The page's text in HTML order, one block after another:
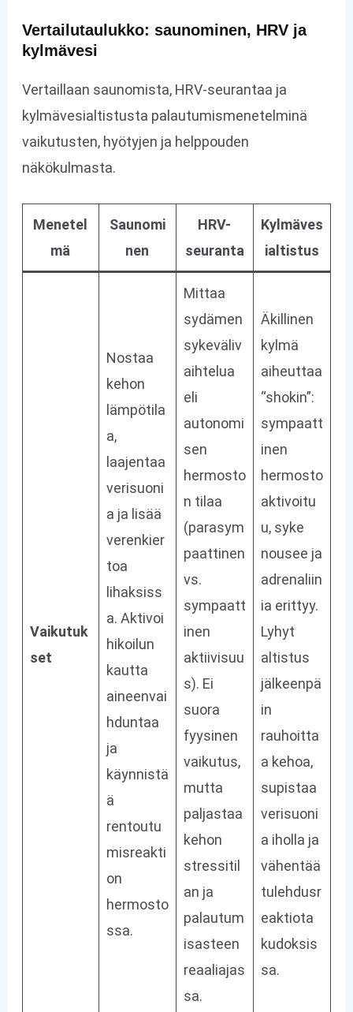
Vertailutaulukko: saunominen, HRV ja
kylmävesi
Vertaillaan saunomista, HRV-seurantaa ja
kylmävesialtistusta palautumismenetelminä
vaikutusten, hyötyjen ja helppouden
näkökulmasta.
Menetel
mä
Saunomi
nen
HRV-
seuranta
Kylmäves
ialtistus
Vaikutuk
set
Nostaa
kehon
lämpötila
a,
laajentaa
verisuoni
a ja lisää
verenkier
toa
lihaksiss
a. Aktivoi
hikoilun
kautta
aineenvai
hduntaa
ja
käynnistä
ä
rentoutu
misreakti
on
hermosto
ssa.
Mittaa
sydämen
sykeväliv
aihtelua
eli
autonomi
sen
hermosto
n tilaa
(parasym
paattinen
vs.
sympaatt
inen
aktiivisuu
s). Ei
suora
fyysinen
vaikutus,
mutta
paljastaa
kehon
stressitil
an ja
palautum
isasteen
reaaliajas
sa.
Äkillinen
kylmä
aiheuttaa
“shokin”:
sympaatt
inen
hermosto
aktivoitu
u, syke
nousee ja
adrenaliin
ia erittyy.
Lyhyt
altistus
jälkeenpä
in
rauhoitta
a kehoa,
supistaa
verisuoni
a iholla ja
vähentää
tulehdusr
eaktiota
kudoksis
sa.